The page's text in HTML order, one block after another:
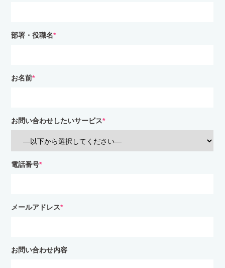
部署・役職名*
お名前*
お問い合わせしたいサービス*
電話番号*
メールアドレス*
お問い合わせ内容